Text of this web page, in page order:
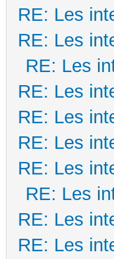
RE: Les
RE: Les
RE: Les
RE: Les
RE: Les
RE: Les
RE: Les
RE: Les
RE: Les
RE: Les